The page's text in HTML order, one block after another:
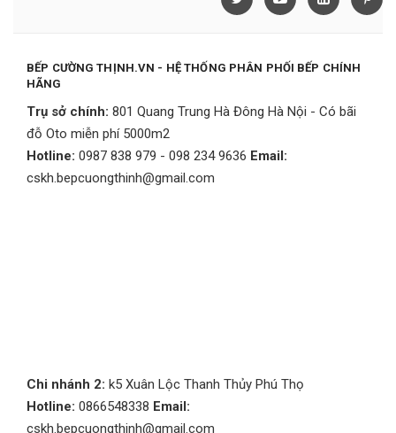
BẾP CƯỜNG THỊNH.VN - HỆ THỐNG PHÂN PHỐI BẾP CHÍNH
HÃNG
Trụ sở chính: 801 Quang Trung Hà Đông Hà Nội - Có bãi
đỗ Oto miễn phí 5000m2
Hotline: 0987 838 979 - 098 234 9636 Email:
cskh.bepcuongthinh@gmail.com
Chi nhánh 2: k5 Xuân Lộc Thanh Thủy Phú Thọ
Hotline: 0866548338 Email:
cskh.bepcuongthinh@gmail.com